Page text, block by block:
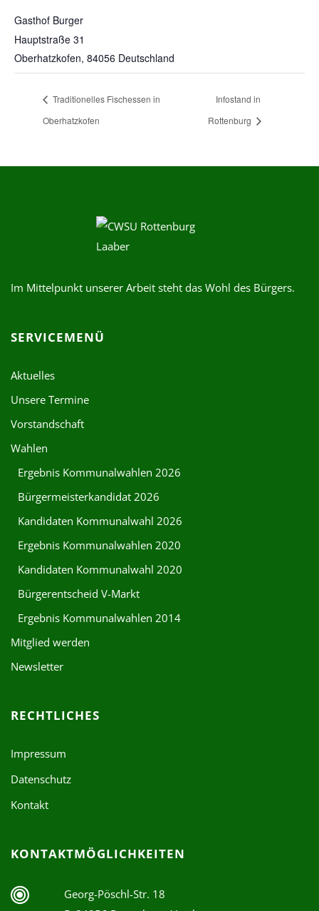
Gasthof Burger
Hauptstraße 31
Oberhatzkofen, 84056 Deutschland
Traditionelles Fischessen in
Oberhatzkofen
Infostand in
Rottenburg
Im Mittelpunkt unserer Arbeit steht das Wohl des Bürgers.
SERVICEMENÜ
Aktuelles
Unsere Termine
Vorstandschaft
Wahlen
Ergebnis Kommunalwahlen 2026
Bürgermeisterkandidat 2026
Kandidaten Kommunalwahl 2026
Ergebnis Kommunalwahlen 2020
Kandidaten Kommunalwahl 2020
Bürgerentscheid V-Markt
Ergebnis Kommunalwahlen 2014
Mitglied werden
Newsletter
RECHTLICHES
Impressum
Datenschutz
Kontakt
KONTAKTMÖGLICHKEITEN
Georg-Pöschl-Str. 18